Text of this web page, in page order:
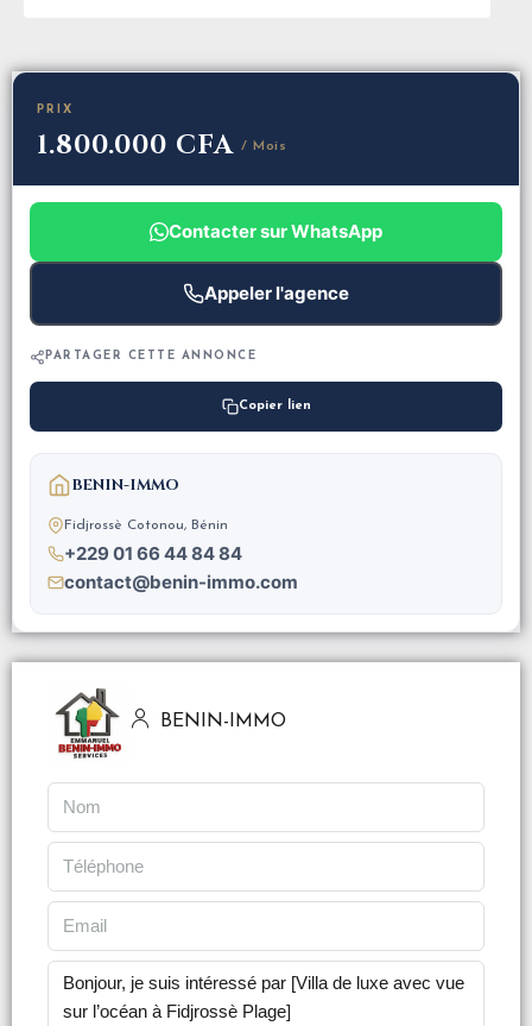
PRIX
1.800.000 CFA / Mois
Contacter sur WhatsApp
Appeler l'agence
PARTAGER CETTE ANNONCE
Copier lien
BENIN-IMMO
Fidjrossè Cotonou, Bénin
+229 01 66 44 84 84
contact@benin-immo.com
BENIN-IMMO